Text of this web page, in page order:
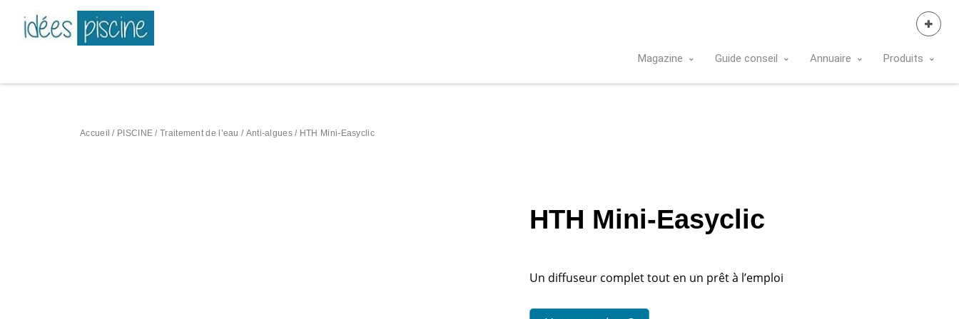
Magazine Guide conseil Annuaire Produits
Accueil / PISCINE /Traitement de l’eau / Anti-algues/ HTH Mini-Easyclic
HTH Mini-Easyclic
Un diffuseur complet tout en un prêt à l’emploi